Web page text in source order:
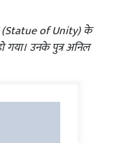
(Statue of Unity) के
गया। उनके पुत्र अनिल